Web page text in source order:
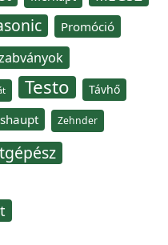
Promóció
Testo Távhő
Zehnder